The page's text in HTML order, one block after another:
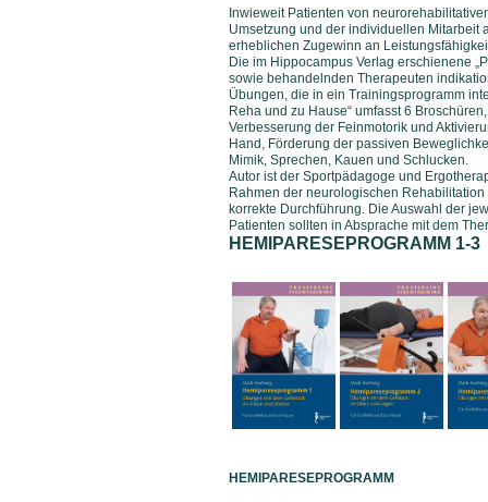
Inwieweit Patienten von
Umsetzung und der individuellen Mitarbeit
erheblichen Zugewinn an
Die im Hippocampus Verlag erschienene
sowie behandelnden Therapeuten
Übungen, die in ein Trainingsprogramm
Reha und zu Hause“ umfasst 6
Verbesserung der Feinmotorik und
Hand, Förderung der passiven
Mimik, Sprechen, Kauen und Schlucken.
Autor ist der Sportpädagoge und
Rahmen der neurologischen
korrekte Durchführung. Die Auswahl der
Patienten sollten in Absprache mit dem
HEMIPARESEPROGRAMM 1-3
HEMIPARESEPROGRAMM